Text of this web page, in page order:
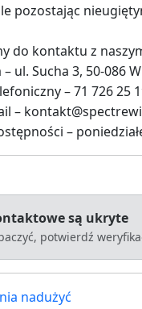
pozostając
do kontaktu z
ul. Sucha 3, 50-086
– 71 726 25
–
–
są ukryte
potwierdź
nadużyć